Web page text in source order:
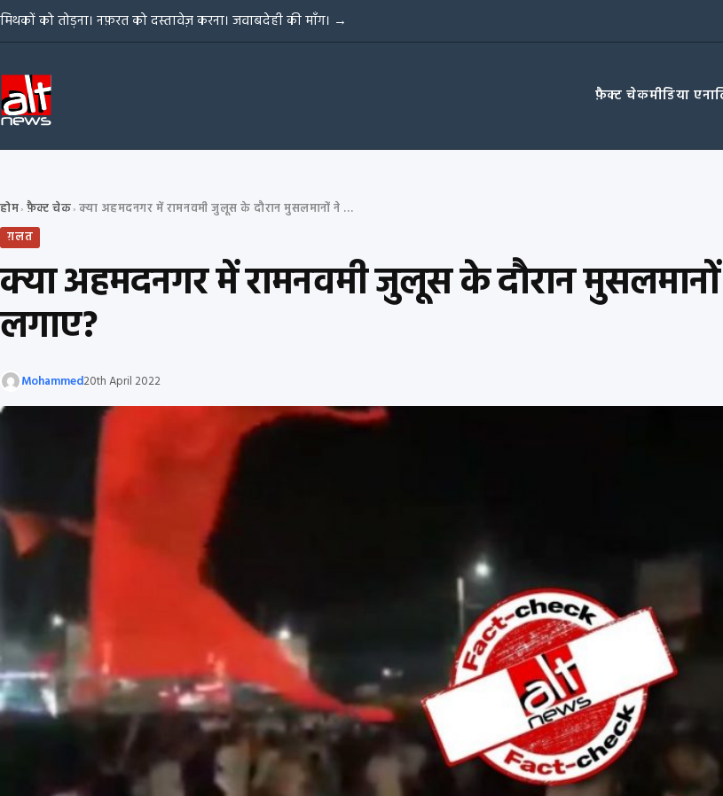
Skip to content
मिथकों को तोड़ना। नफ़रत को दस्तावेज़ करना। जवाबदेही की माँग। →
फ़ैक्ट चेकमीडिया
होम› फ़ैक्ट चेक›
क्या अहमदनगर में रामनवमी जुलूस के दौरान मुसलमानों ने पाकिस्तान समर्थक नारे लगाए?
ग़लत
क्या अहमदनगर में रामनवमी जुलूस के दौरान मुसलमानों
लगाए?
Mohammed20th April 2022